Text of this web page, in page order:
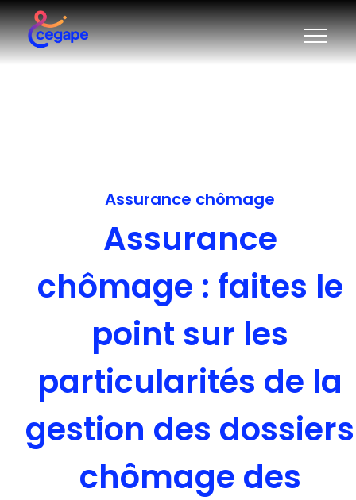
Assurance chômage
Assurance
chômage : faites le
point sur les
particularités de la
gestion des dossiers
chômage des